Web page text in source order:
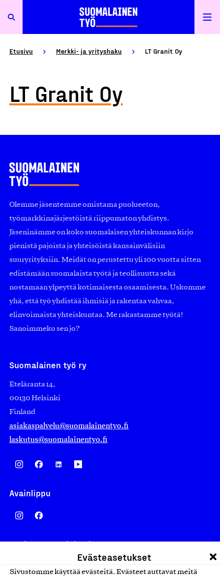
Evästeasetukset
Sivustomme käyttää evästeitä. Evästeet auttavat meitä
Etusivu Merkki- ja yrityshaku LT Granit Oy
LT Granit Oy
Olemme jäsentemme omistama puolueeton,
työmarkkinajärjestöistä riippumaton yhdistys.
Jäseninämme on koko suomalaisen yhteiskunnan kirjo
pienistä pajoista ja yhteisöistä kansainvälisiin
suuryrityksiin. Meidät on perustettu yli 100 vuotta sitten
edistämään suomalaista työtä ja teollisuutta sekä
nostamaan ylpeyttä kotimaisesta osaamisesta. Uskomme
yhä, että työ yhdistää ihmisiä ja rakentaa vahvaa,
elinvoimaista yhteiskuntaa. Me rakastamme työtä!
Sanoimmeko sen jo?
Suomalainen työ ry
Eteläranta 14,
00130 Helsinki
Finland
asiakaspalvelu@suomalainentyo.fi
laskutus@suomalainentyo.fi
Avainlippu
Design From Finland